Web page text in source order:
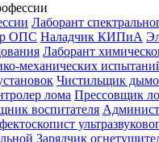
Лаборант
ОПС Наладчик КИПиА
Лаборант
механических
Чистильщик
лома Прессовщик
воспитателя
Зарядчик